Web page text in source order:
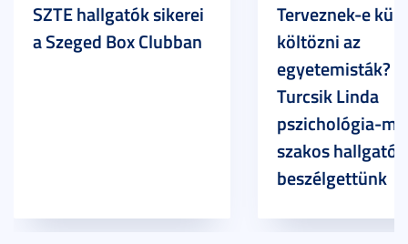
SZTE hallgatók sikerei
a Szeged Box Clubban
Terveznek-e
költözni az
egyetemisták? –
Turcsik Linda
pszichológia-
szakos
beszélgettünk